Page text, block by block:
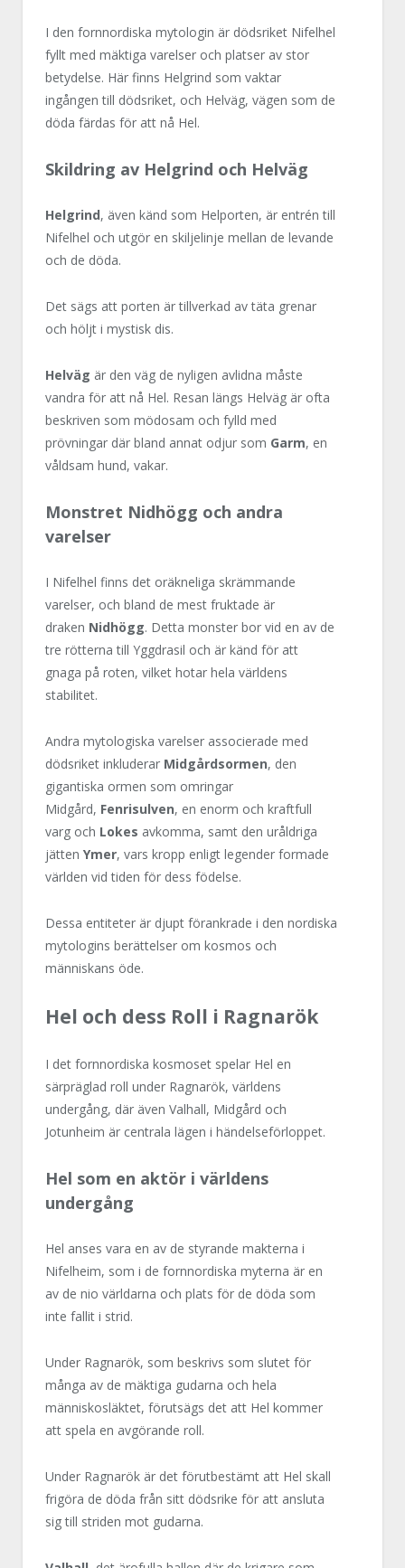
I den fornnordiska mytologin är dödsriket Nifelhel
fyllt med mäktiga varelser och platser av stor
betydelse. Här finns Helgrind som vaktar
ingången till dödsriket, och Helväg, vägen som de
döda färdas för att nå Hel.
Skildring av Helgrind och Helväg
Helgrind, även känd som Helporten, är entrén till
Nifelhel och utgör en skiljelinje mellan de levande
och de döda.
Det sägs att porten är tillverkad av täta grenar
och höljt i mystisk dis.
Helväg är den väg de nyligen avlidna måste
vandra för att nå Hel. Resan längs Helväg är ofta
beskriven som mödosam och fylld med
prövningar där bland annat odjur som Garm, en
våldsam hund, vakar.
Monstret Nidhögg och andra
varelser
I Nifelhel finns det oräkneliga skrämmande
varelser, och bland de mest fruktade är
draken Nidhögg. Detta monster bor vid en av de
tre rötterna till Yggdrasil och är känd för att
gnaga på roten, vilket hotar hela världens
stabilitet.
Andra mytologiska varelser associerade med
dödsriket inkluderar Midgårdsormen, den
gigantiska ormen som omringar
Midgård, Fenrisulven, en enorm och kraftfull
varg och Lokes avkomma, samt den uråldriga
jätten Ymer, vars kropp enligt legender formade
världen vid tiden för dess födelse.
Dessa entiteter är djupt förankrade i den nordiska
mytologins berättelser om kosmos och
människans öde.
Hel och dess Roll i Ragnarök
I det fornnordiska kosmoset spelar Hel en
särpräglad roll under Ragnarök, världens
undergång, där även Valhall, Midgård och
Jotunheim är centrala lägen i händelseförloppet.
Hel som en aktör i världens
undergång
Hel anses vara en av de styrande makterna i
Nifelheim, som i de fornnordiska myterna är en
av de nio världarna och plats för de döda som
inte fallit i strid.
Under Ragnarök, som beskrivs som slutet för
många av de mäktiga gudarna och hela
människosläktet, förutsägs det att Hel kommer
att spela en avgörande roll.
Under Ragnarök är det förutbestämt att Hel skall
frigöra de döda från sitt dödsrike för att ansluta
sig till striden mot gudarna.